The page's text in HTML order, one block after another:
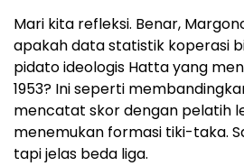
Mari kita refleksi. Benar,
apakah data statistik koperasi
pidato ideologis Hatta yang
1953? Ini seperti
mencatat skor dengan pelatih
menemukan formasi tiki-taka.
tapi jelas beda liga.